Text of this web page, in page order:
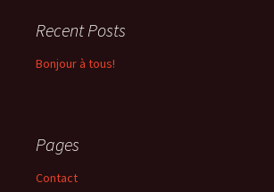
Recent Posts
Bonjour à tous!
Pages
Contact